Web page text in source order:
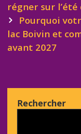
régner sur
Pourquoi
lac Boivin et
avant 2027
Rechercher